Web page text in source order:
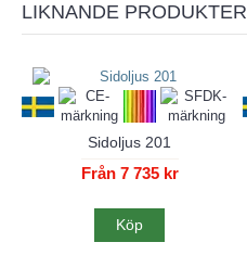
LIKNANDE PRODUKTER
Sidoljus 201
Från 7 735 kr
Köp